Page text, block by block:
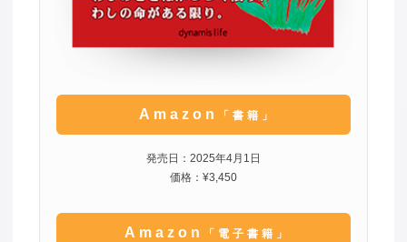
Amazon 「書籍」
発売日：2025年4月1日
価格：¥3,450
Amazon 「電子書籍」